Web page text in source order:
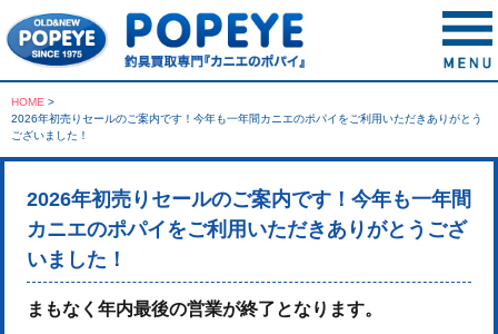
HOME >
2026年初売りセールのご案内です！今年も一年間カニエのポパイをご利用いただきありがとう
ございました！
2026年初売りセールのご案内です！今年も一年間
カニエのポパイをご利用いただきありがとうござ
いました！
まもなく年内最後の営業が終了となります。